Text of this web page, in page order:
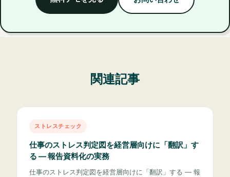
関連記事
ストレスチェック
仕事のストレス判定図を経営層向けに「翻訳」す
る — 報告資料化の実務
仕事のストレス判定図を経営層向けに「翻訳」する — 報